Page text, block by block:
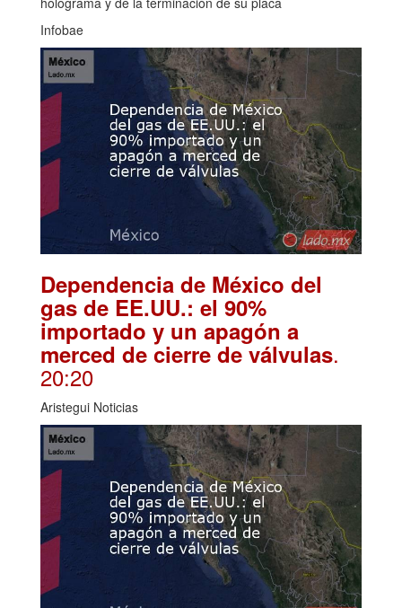
Infobae
Dependencia de México del
gas de EE.UU.: el 90%
importado y un apagón a
merced de cierre de válvulas.
20:20
Aristegui Noticias